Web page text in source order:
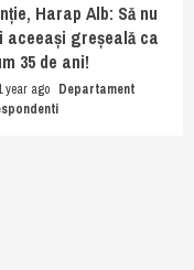
Harap Alb: Să nu
aceeași greșeală ca
35 de ani!
year ago Departament